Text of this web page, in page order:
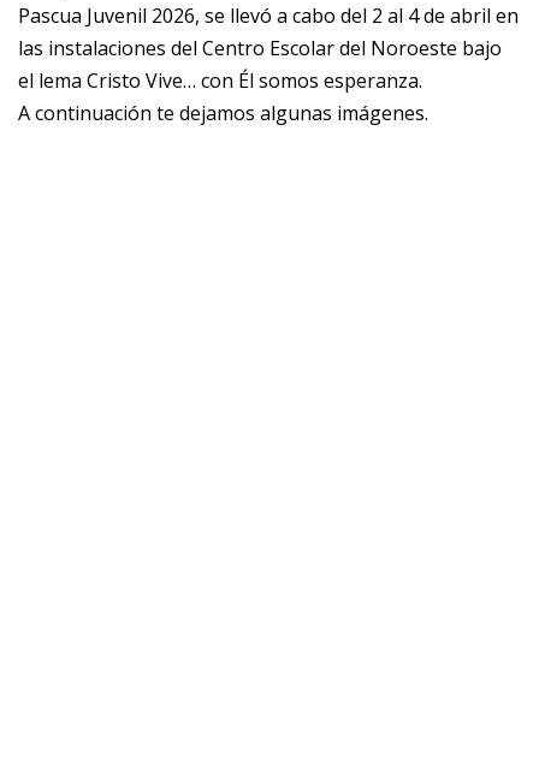
Pascua Juvenil 2026, se llevó a cabo del 2 al 4 de abril en
las instalaciones del Centro Escolar del Noroeste bajo
el lema Cristo Vive… con Él somos esperanza.
A continuación te dejamos algunas imágenes.